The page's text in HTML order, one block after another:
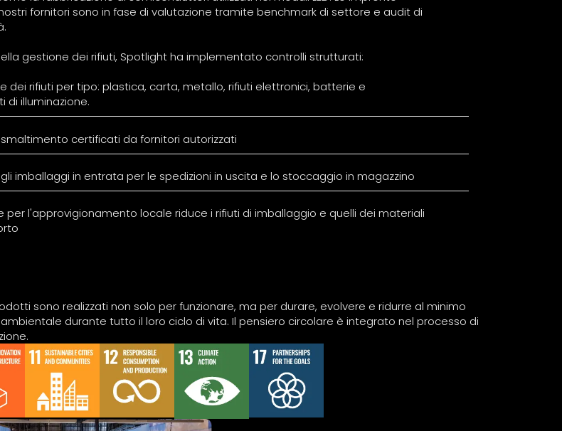
fornitori sono in fase di valutazione tramite benchmark di settore e audit di
gestione dei rifiuti, Spotlight ha implementato controlli strutturati:
dei rifiuti per tipo: plastica, carta, metallo, rifiuti elettronici, batterie e
di illuminazione.
certificati da fornitori autorizzati
imballaggi in entrata per le spedizioni in uscita e lo stoccaggio in magazzino
per l'approvigionamento locale riduce i rifiuti di imballaggio e quelli dei materiali
sono realizzati non solo per funzionare, ma per durare, evolvere e ridurre al minimo
durante tutto il loro ciclo di vita. Il pensiero circolare è integrato nel processo di